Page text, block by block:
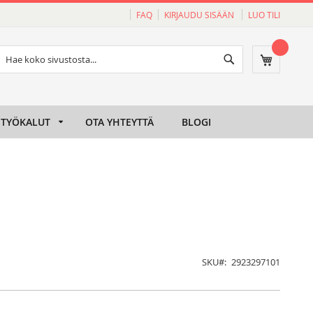
FAQ KIRJAUDU SISÄÄN LUO TILI
Ostoskori
Haku
TYÖKALUT OTA YHTEYTTÄ BLOGI
SKU 2923297101